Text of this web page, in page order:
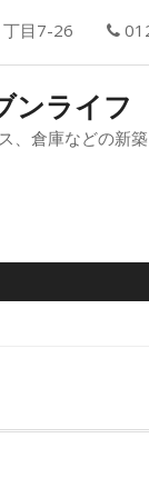
目7-26
ンライフ
、倉庫などの新